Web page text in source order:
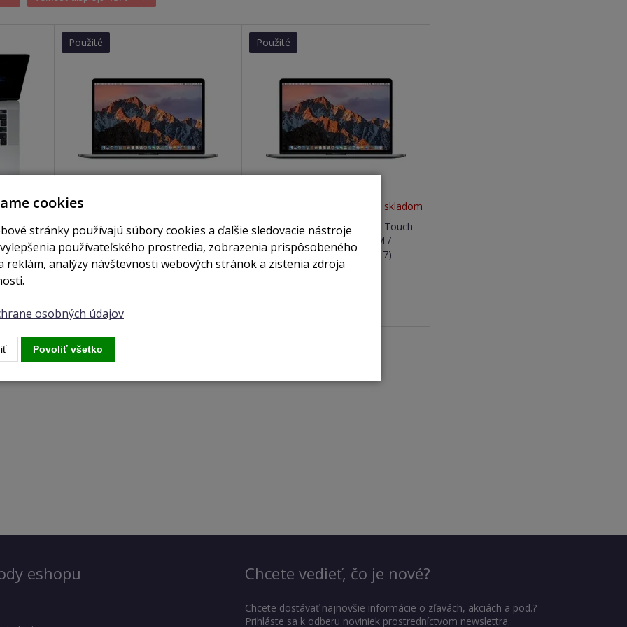
skladom
Touch
/
Použité
Macbook Pro RETINA 15.4" Touch
Bar / I7 2.9GHZ / 16GB RAM /
256GB SSD space grey (2017)
Použité
nie je skladom
Macbook Pro RETINA 15.4" Touch
Bar / I7 2.9GHZ / 16GB RAM /
512GB SSD space grey (2017)
eshopu Chcete vedieť, čo je nové?
Chcete dostávať najnovšie informácie o zľavách, akciách a pod.?
Prihláste sa k odberu noviniek prostredníctvom newslettra.
cookies
stránky používajú súbory cookies a ďalšie sledovacie nástroje
používateľského prostredia, zobrazenia prispôsobeného
reklám, analýzy návštevnosti webových stránok a zistenia zdroja
osobných údajov
Povoliť všetko